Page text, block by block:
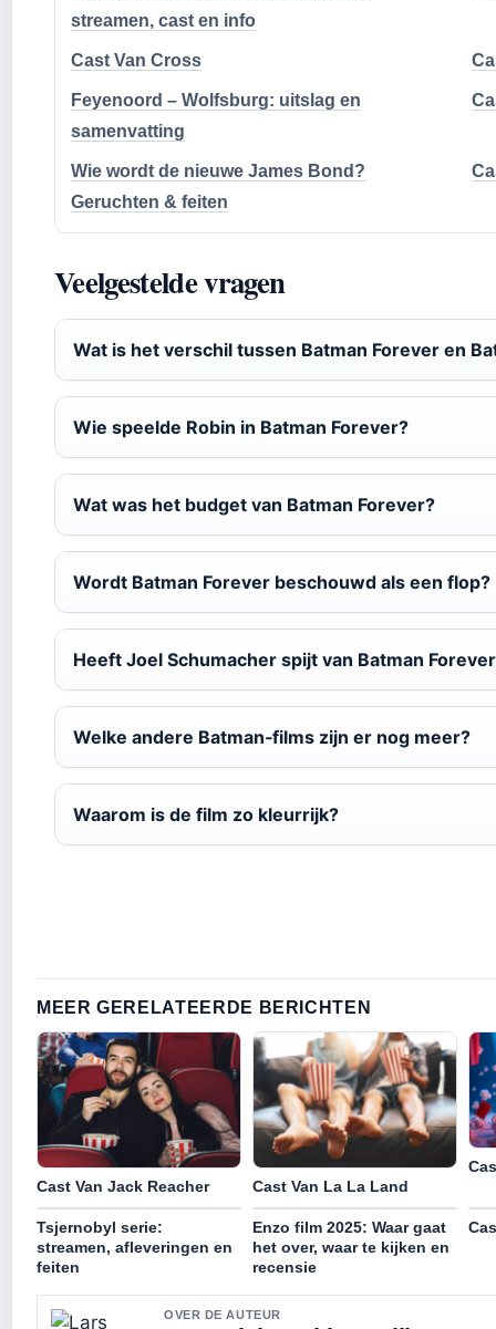
streamen, cast en info
Cast Van Cross
Feyenoord – Wolfsburg: uitslag en
samenvatting
Wie wordt de nieuwe James Bond?
Geruchten & feiten
Veelgestelde vragen
Wat is het verschil tussen Batman Forever en
Wie speelde Robin in Batman Forever?
Wat was het budget van Batman Forever?
Wordt Batman Forever beschouwd als een flop?
Heeft Joel Schumacher spijt van Batman
Welke andere Batman‑films zijn er nog meer?
Waarom is de film zo kleurrijk?
MEER GERELATEERDE BERICHTEN
Cast Van Jack Reacher Cast Van La La Land
Tsjernobyl serie:
streamen, afleveringen en
feiten
Enzo film 2025: Waar gaat
het over, waar te kijken en
recensie
OVER DE AUTEUR